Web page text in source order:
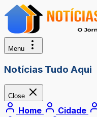
Menu
Notícias Tudo Aqui
Close
Home Cidade